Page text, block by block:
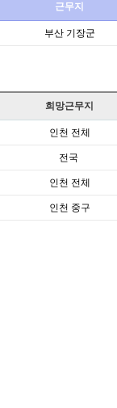
근무지
부산 기장군
희망근무지
인천 전체
전국
인천 전체
인천 중구